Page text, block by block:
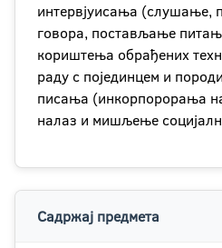
интервјуисања (слушање,
говора, постављање
кориштења обрађених
раду с појединцем и
писања (инкорпорорања
налаз и мишљење
Садржај предмета